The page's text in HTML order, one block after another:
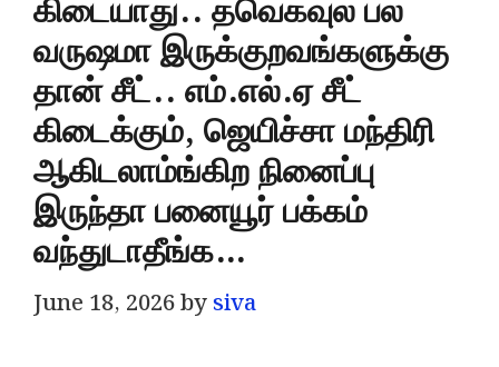
கிடையாது.. தவெகவுல பல
வருஷமா இருக்குறவங்களுக்கு
தான் சீட்.. எம்.எல்.ஏ சீட்
கிடைக்கும், ஜெயிச்சா மந்திரி
ஆகிடலாம்ங்கிற நினைப்பு
இருந்தா பனையூர் பக்கம்
வந்துடாதீங்க…
June 18, 2026bysiva